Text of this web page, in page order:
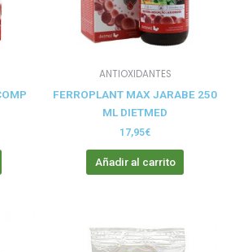
ANTIOXIDANTES
FERROPLANT MAX JARABE 250
ML DIETMED
17,95€
Añadir al carrito